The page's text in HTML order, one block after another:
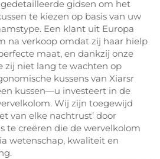
gidsen om het
te kiezen op basis van uw
Een klant uit Europa
na verkoop omdat zij haar hielp
maat, en dankzij onze
zij niet lang te wachten op
kussens van Xiarsr
kussen—u investeert in de
Wij zijn toegewijd
van elke nachtrust’ door
te creëren die de wervelkolom
wetenschap, kwaliteit en